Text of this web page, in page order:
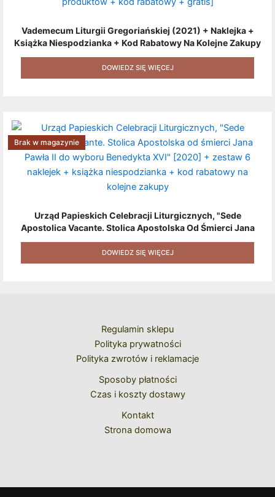
Vademecum Liturgii Gregoriańskiej (2021) + Naklejka +
Książka Niespodzianka + Kod Rabatowy Na Kolejne Zakupy
+ Gratis (książka W Formacie Elektronicznym) [zestaw 3
Produktów + Kod Rabatowy + Gratis]
DOWIEDZ SIĘ WIĘCEJ
Urząd Papieskich Celebracji Liturgicznych, "Sede
Apostolica Vacante. Stolica Apostolska Od Śmierci Jana
Pawła II Do Wyboru Benedykta XVI" [2020] + Zestaw 6
Naklejek + Książka Niespodzianka + Kod Rabatowy Na
Kolejne Zakupy
Brak w magazynie
DOWIEDZ SIĘ WIĘCEJ
Regulamin sklepu
Polityka prywatności
Polityka zwrotów i reklamacje
Sposoby płatności
Czas i koszty dostawy
Kontakt
Strona domowa